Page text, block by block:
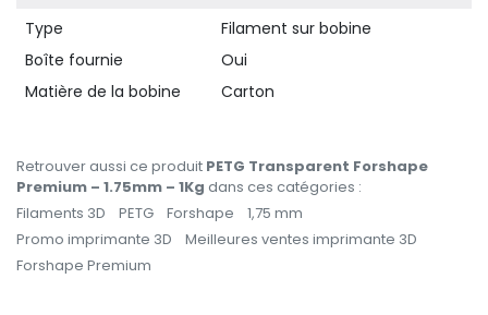
Type
Filament sur bobine
Boîte fournie
Oui
Matière de la bobine
Carton
Retrouver aussi ce produit PETG Transparent Forshape
Premium – 1.75mm – 1Kg dans ces catégories :
Filaments 3D
PETG Forshape
1,75 mm
Promo imprimante 3D
Meilleures ventes imprimante 3D
Forshape Premium